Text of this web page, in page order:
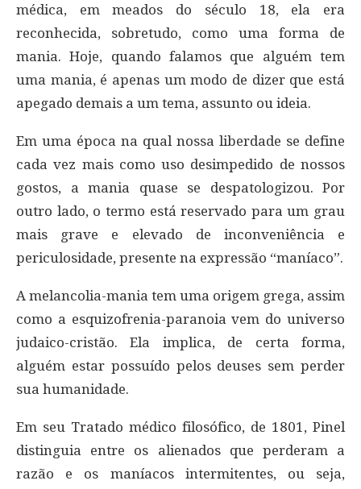
médica, em meados do século 18, ela era
reconhecida, sobretudo, como uma forma de
mania. Hoje, quando falamos que alguém tem
uma mania, é apenas um modo de dizer que está
apegado demais a um tema, assunto ou ideia.
Em uma época na qual nossa liberdade se define
cada vez mais como uso desimpedido de nossos
gostos, a mania quase se despatologizou. Por
outro lado, o termo está reservado para um grau
mais grave e elevado de inconveniência e
periculosidade, presente na expressão “maníaco”.
A melancolia-mania tem uma origem grega, assim
como a esquizofrenia-paranoia vem do universo
judaico-cristão. Ela implica, de certa forma,
alguém estar possuído pelos deuses sem perder
sua humanidade.
Em seu Tratado médico filosófico, de 1801, Pinel
distinguia entre os alienados que perderam a
razão e os maníacos intermitentes, ou seja,